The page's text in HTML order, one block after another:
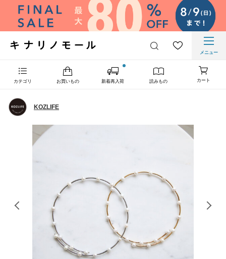
メニュー
カテゴリ お買いもの 新着再入荷 読みもの カート
KOZLIFE